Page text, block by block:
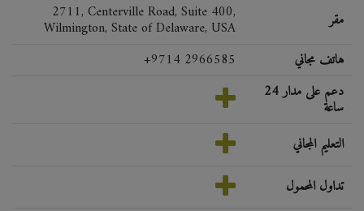
2711, Centerville Road, Suite 400,
Wilmington, State of Delaware, USA
مقر
+9714 2966585
هاتف مجاني
دعم على مدار 24
ساعة
التعليم المجاني
تداول المحمول